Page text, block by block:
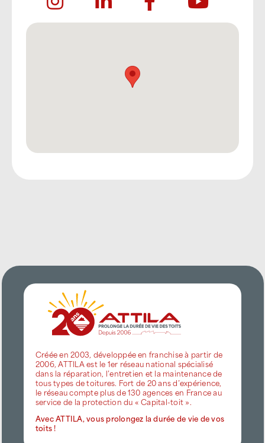
Créée en 2003, développée en franchise à partir de
2006, ATTILA est le 1er réseau national spécialisé
dans la réparation, l’entretien et la maintenance de
tous types de toitures. Fort de 20 ans d’expérience,
le réseau compte plus de 130 agences en France au
service de la protection du « Capital-toit ».
Avec ATTILA, vous prolongez la durée de vie de vos
toits !